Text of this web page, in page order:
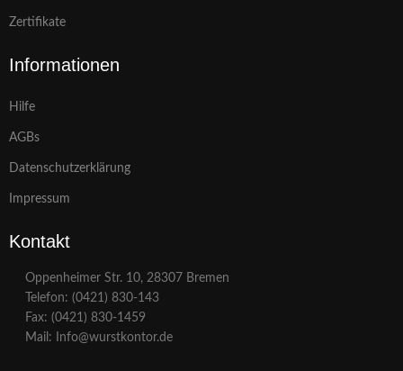
Zertifikate
Informationen
Hilfe
AGBs
Datenschutzerklärung
Impressum
Kontakt
Oppenheimer Str. 10, 28307 Bremen
Telefon: (0421) 830-143
Fax: (0421) 830-1459
Mail: Info@wurstkontor.de